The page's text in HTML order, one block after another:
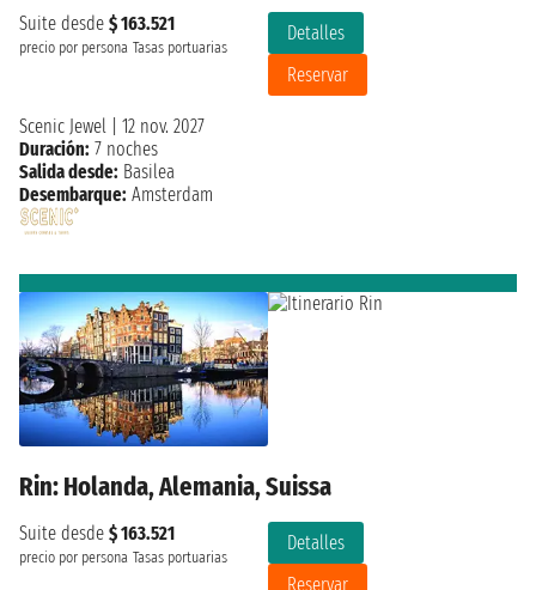
Suite desde $ 163.521
precio por persona Tasas portuarias
Detalles
Reservar
Scenic Jewel
12 nov. 2027
Duración: 7 noches
Salida desde: Basilea
Desembarque: Amsterdam
Rin: Holanda, Alemania, Suissa
Suite desde $ 163.521
precio por persona Tasas portuarias
Detalles
Reservar